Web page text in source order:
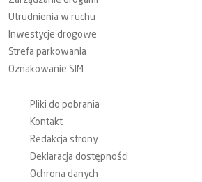
Utrudnienia w ruchu
Inwestycje drogowe
Strefa parkowania
Oznakowanie SIM
Pliki do pobrania
Kontakt
Redakcja strony
Deklaracja dostępności
Ochrona danych